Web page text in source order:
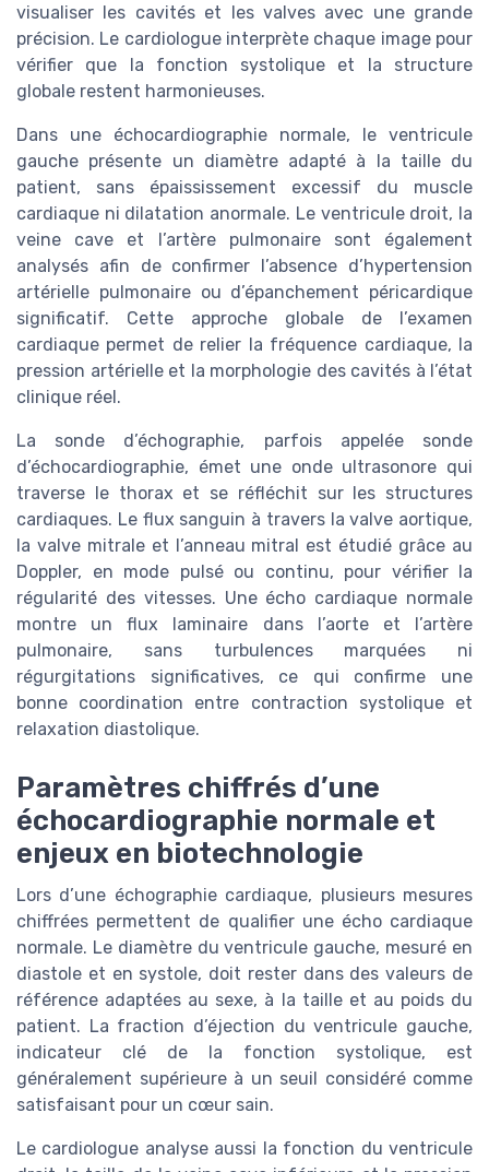
visualiser les cavités et les valves avec une grande
précision. Le cardiologue interprète chaque image pour
vérifier que la fonction systolique et la structure
globale restent harmonieuses.
Dans une échocardiographie normale, le ventricule
gauche présente un diamètre adapté à la taille du
patient, sans épaississement excessif du muscle
cardiaque ni dilatation anormale. Le ventricule droit, la
veine cave et l’artère pulmonaire sont également
analysés afin de confirmer l’absence d’hypertension
artérielle pulmonaire ou d’épanchement péricardique
significatif. Cette approche globale de l’examen
cardiaque permet de relier la fréquence cardiaque, la
pression artérielle et la morphologie des cavités à l’état
clinique réel.
La sonde d’échographie, parfois appelée sonde
d’échocardiographie, émet une onde ultrasonore qui
traverse le thorax et se réfléchit sur les structures
cardiaques. Le flux sanguin à travers la valve aortique,
la valve mitrale et l’anneau mitral est étudié grâce au
Doppler, en mode pulsé ou continu, pour vérifier la
régularité des vitesses. Une écho cardiaque normale
montre un flux laminaire dans l’aorte et l’artère
pulmonaire, sans turbulences marquées ni
régurgitations significatives, ce qui confirme une
bonne coordination entre contraction systolique et
relaxation diastolique.
Paramètres chiffrés d’une
échocardiographie normale et
enjeux en biotechnologie
Lors d’une échographie cardiaque, plusieurs mesures
chiffrées permettent de qualifier une écho cardiaque
normale. Le diamètre du ventricule gauche, mesuré en
diastole et en systole, doit rester dans des valeurs de
référence adaptées au sexe, à la taille et au poids du
patient. La fraction d’éjection du ventricule gauche,
indicateur clé de la fonction systolique, est
généralement supérieure à un seuil considéré comme
satisfaisant pour un cœur sain.
Le cardiologue analyse aussi la fonction du ventricule